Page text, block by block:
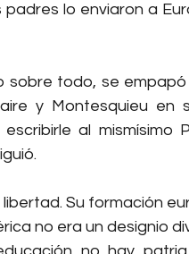
lo enviaron a
sobre todo, se
y Montesquieu en
al mismísimo
Su formación
no era un designio